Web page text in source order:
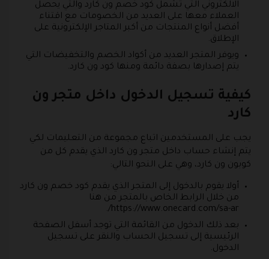
الالكتروني التي تشمل كود خصم ون كارد والتي يحصل
العملاء معها على العديد من الخصومات مع اقتناء
أفضل أنواع المنتجات من أكبر المتاجر الإلكترونية على
الإطلاق.
ويوفر المتجر العديد من أكواد الخصم والتخفيضات التي
يتم إصدارها بصفة دائمة ومنها كود ون كارد.
كيفية تسجيل الدخول داخل متجر ون
كارد
يجب على المستخدمين اتباع مجموعة من التعليمات لكي
يتم إنشاء حساب داخل متجر ون كارد الذي يقدم كل من
كوبون ون كارد، وهي على النحو التالي:
أولا يقوم بالدخول إلى المتجر الذي يقدم كود خصم ون كارد
من خلال الرابط الخاص بالمتجر من هنا
https://www.onecard.com/sa-ar/.
بعد ذلك الدخول من القائمة التي توجد أسفل الصفحة
الرئيسية إلى تسجيل الحساب والنقر على تسجيل
الدخول.